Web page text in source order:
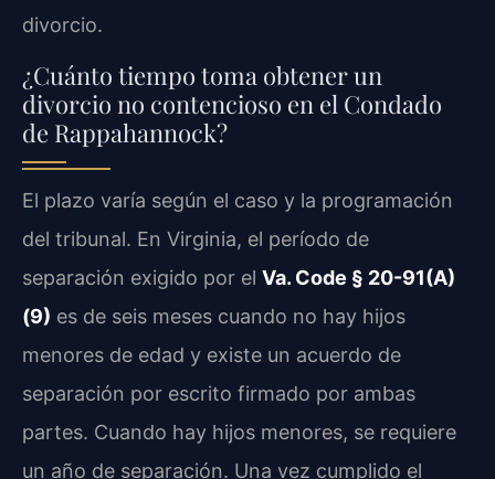
divorcio.
¿Cuánto tiempo toma obtener un
divorcio no contencioso en el Condado
de Rappahannock?
El plazo varía según el caso y la programación
del tribunal. En Virginia, el período de
separación exigido por el Va. Code § 20-91(A)
(9) es de seis meses cuando no hay hijos
menores de edad y existe un acuerdo de
separación por escrito firmado por ambas
partes. Cuando hay hijos menores, se requiere
un año de separación. Una vez cumplido el